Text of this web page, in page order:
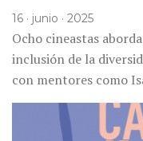
16 · junio · 2025
Ocho cineastas
inclusión de la
con mentores como